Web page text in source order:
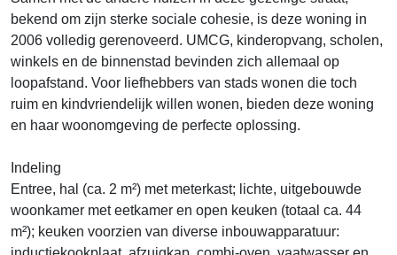
bekend om zijn sterke sociale cohesie, is deze woning in
2006 volledig gerenoveerd. UMCG, kinderopvang, scholen,
winkels en de binnenstad bevinden zich allemaal op
loopafstand. Voor liefhebbers van stads wonen die toch
ruim en kindvriendelijk willen wonen, bieden deze woning
en haar woonomgeving de perfecte oplossing.
Indeling
Entree, hal (ca. 2 m²) met meterkast; lichte, uitgebouwde
woonkamer met eetkamer en open keuken (totaal ca. 44
m²); keuken voorzien van diverse inbouwapparatuur: